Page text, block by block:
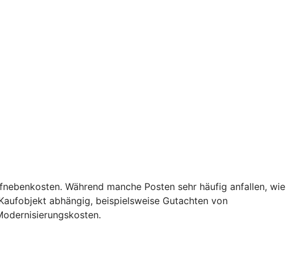
Während manche Posten sehr häufig anfallen, wie
abhängig, beispielsweise Gutachten von